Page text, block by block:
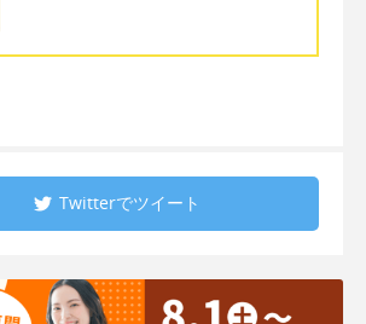
Twitterでツイート